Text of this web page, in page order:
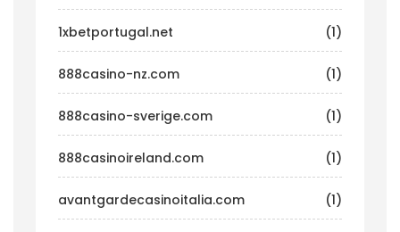
1xbetportugal.net (1)
888casino-nz.com (1)
888casino-sverige.com (1)
888casinoireland.com (1)
avantgardecasinoitalia.com (1)